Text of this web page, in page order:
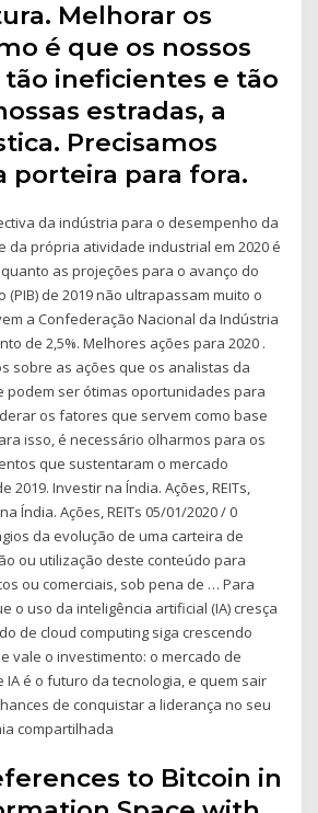
Melhorar os
é que os nossos
tão ineficientes e tão
estradas, a
Precisamos
porteira para fora.
da indústria para o desempenho da
da própria atividade industrial em 2020 é
as projeções para o avanço do
de 2019 não ultrapassam muito o
a Confederação Nacional da Indústria
de 2,5%. Melhores ações para 2020 .
sobre as ações que os analistas da
podem ser ótimas oportunidades para
os fatores que servem como base
isso, é necessário olharmos para os
que sustentaram o mercado
2019. Investir na Índia. Ações, REITs,
Índia. Ações, REITs 05/01/2020 / 0
da evolução de uma carteira de
ou utilização deste conteúdo para
ou comerciais, sob pena de … Para
o uso da inteligência artificial (IA) cresça
de cloud computing siga crescendo
vale o investimento: o mercado de
é o futuro da tecnologia, e quem sair
de conquistar a liderança no seu
compartilhada
to Bitcoin in